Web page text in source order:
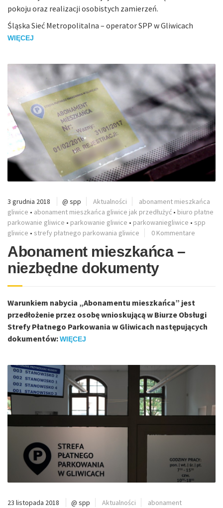
pokoju oraz realizacji osobistych zamierzeń.
Śląska Sieć Metropolitalna – operator SPP w Gliwicach
WIĘCEJ
3 grudnia 2018 @ spp Aktualności
abonament mieszkańca
gliwice • abonament mieszkańca gliwice jak przedłużyć • biuro płatne
parkowanie gliwice • parkowanie gliwice • parkowaniegliwice • spp
gliwice • strefy płatnego parkowania gliwice 0 Kommentare
Abonament mieszkańca –
niezbędne dokumenty
Warunkiem nabycia „Abonamentu mieszkańca” jest
przedłożenie przez osobę wnioskującą w Biurze Obsługi
Strefy Płatnego Parkowania w Gliwicach następujących
dokumentów:WIĘCEJ
23 listopada 2018 @ spp Aktualności
abonament